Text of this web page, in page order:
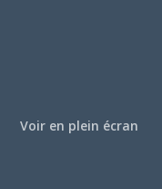
Voir en plein écran